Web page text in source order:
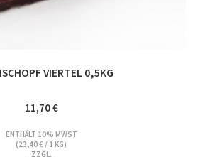
VIERTEL 0,5KG
11,70€
ENTHÄLT 10% MWST
(23,40€ / 1 KG)
ZZGL.